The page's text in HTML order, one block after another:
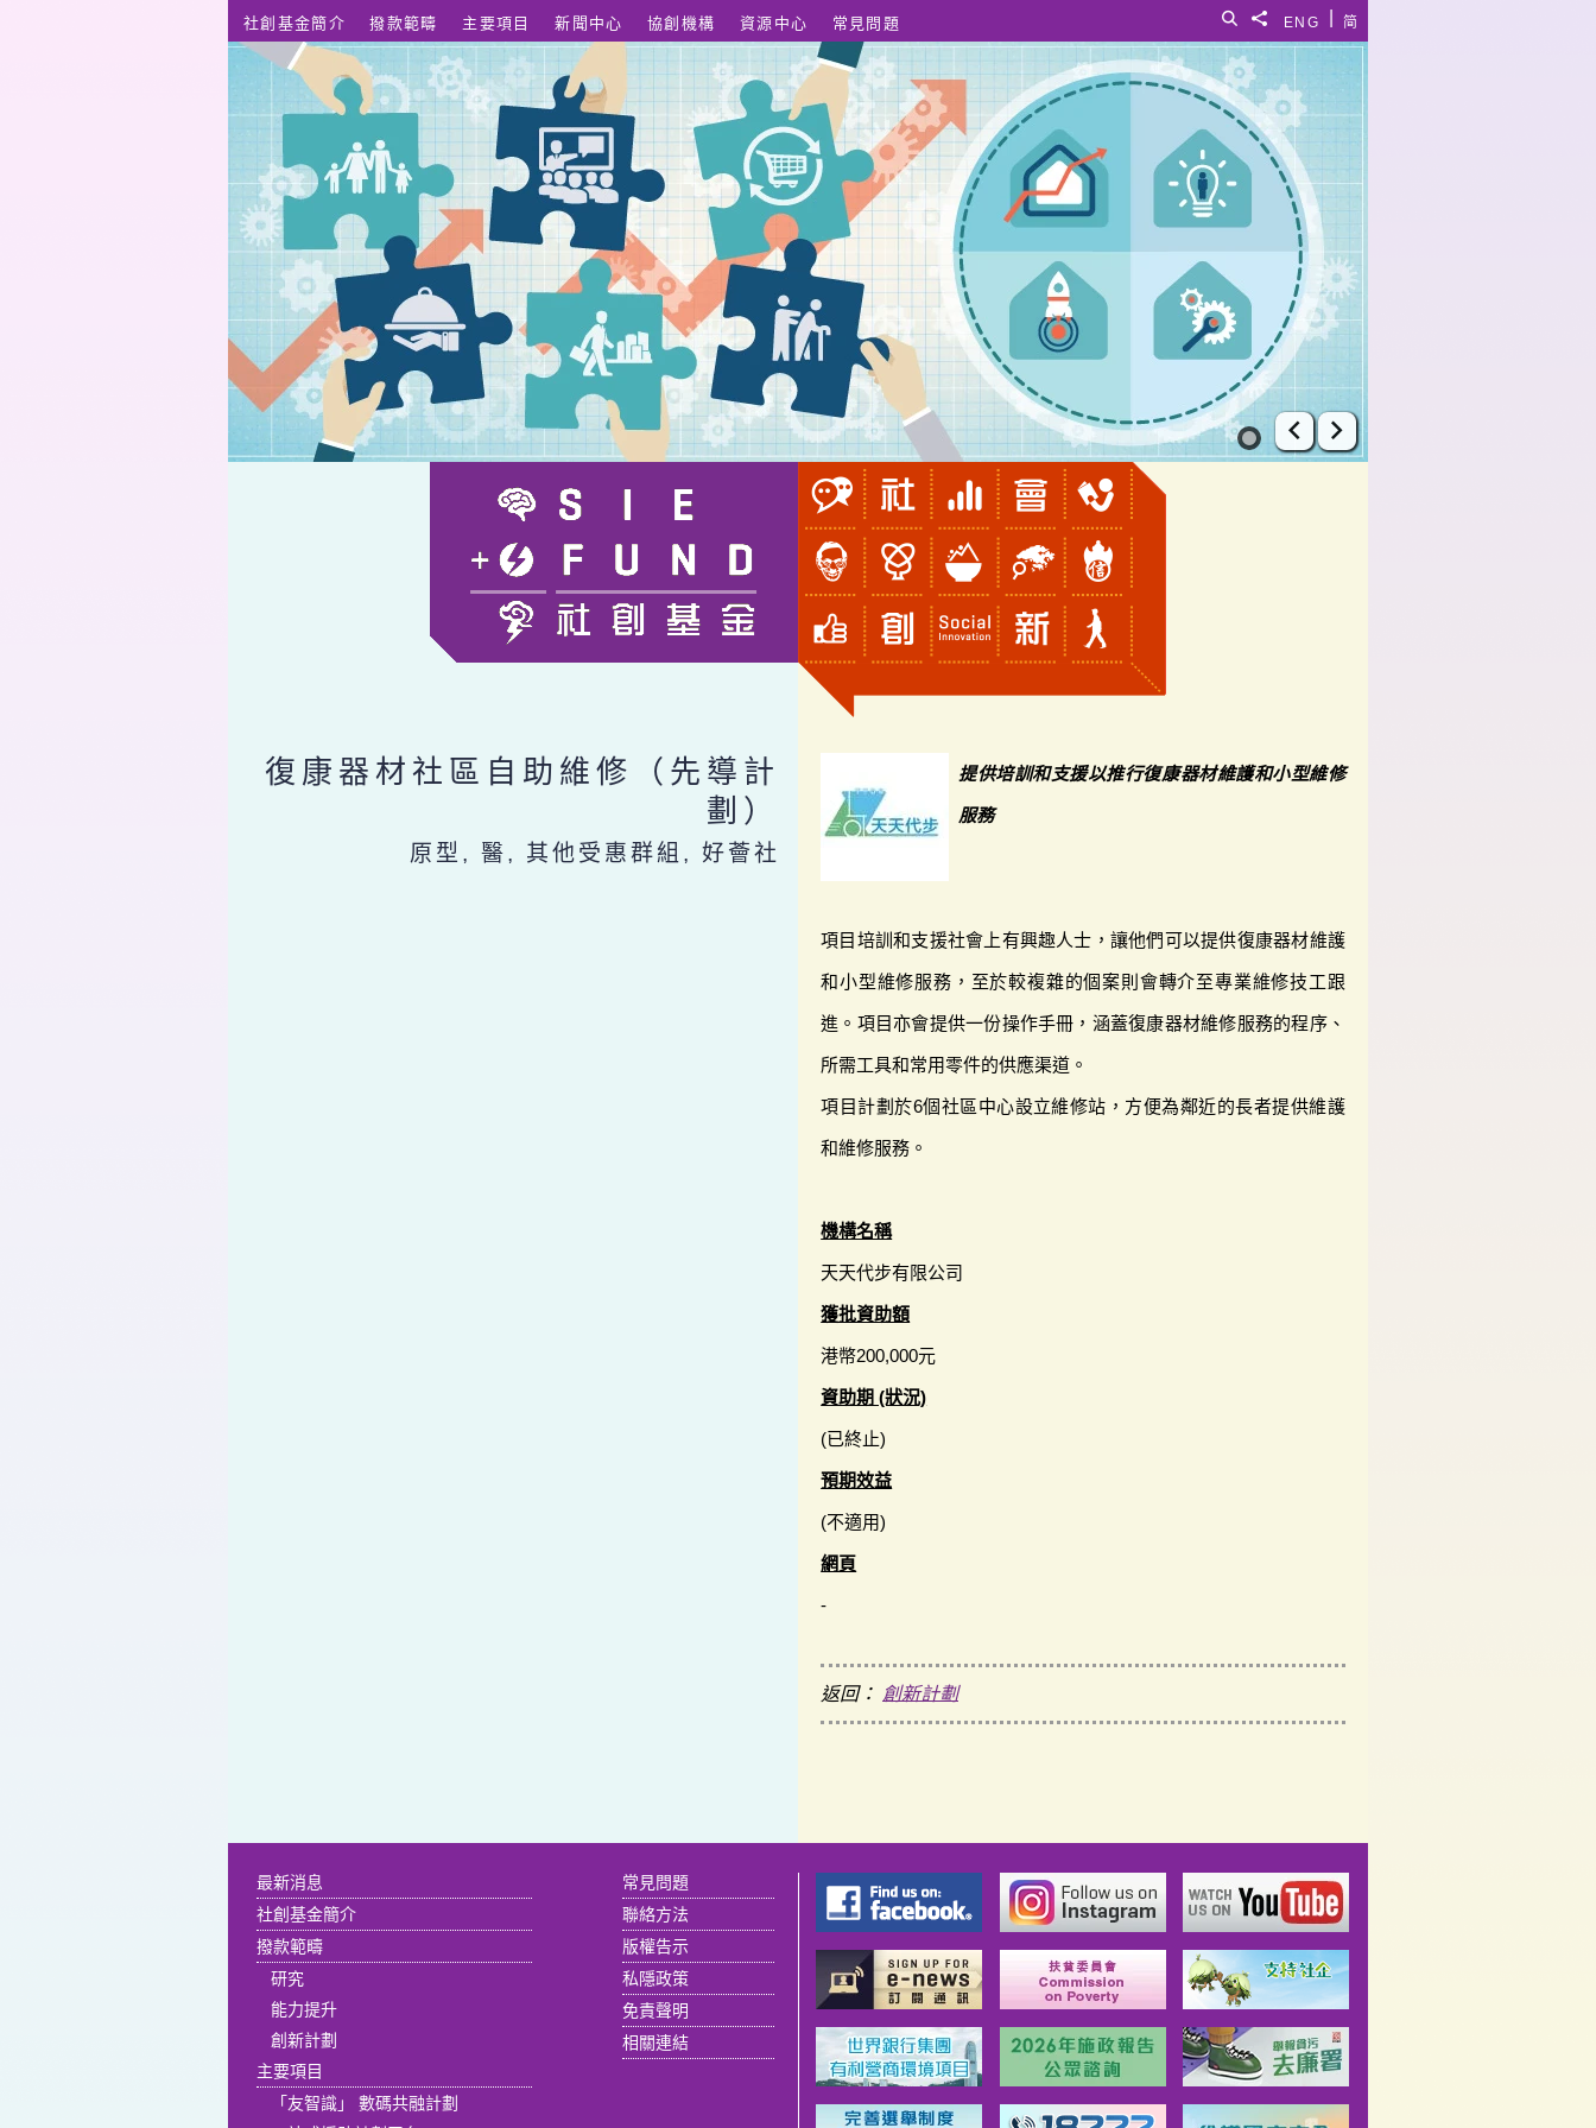
简
ENG
分享給
搜尋
社創基金簡介 撥款範疇 主要項目 新聞中心 協創機構 資源中心 常見問題
復康器材社區自助維修（先導計劃）
上一張幻燈片
下一張幻燈片
復康器材社區自助維修（先導計
劃）
原型, 醫, 其他受惠群組, 好薈社
提供培訓和支援以推行復康器材維護和小型維修
服務
項目培訓和支援社會上有興趣人士，讓他們可以提供復康器材維護
和小型維修服務，至於較複雜的個案則會轉介至專業維修技工跟
進。項目亦會提供一份操作手冊，涵蓋復康器材維修服務的程序、
所需工具和常用零件的供應渠道。
項目計劃於6個社區中心設立維修站，方便為鄰近的長者提供維護
和維修服務。
機構名稱
天天代步有限公司
獲批資助額
港幣200,000元
資助期 (狀況)
(已終止)
預期效益
(不適用)
網頁
-
返回： 創新計劃
最新消息
社創基金簡介
撥款範疇
研究
能力提升
創新計劃
主要項目
「友智識」 數碼共融計劃
常見問題
聯絡方法
版權告示
私隱政策
免責聲明
相關連結